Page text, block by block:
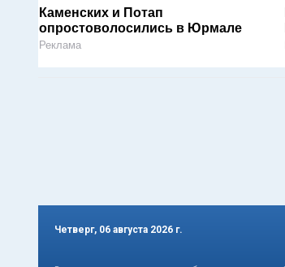
Каменских и Потап
опростоволосились в Юрмале
Реклама
Четверг, 06 августа 2026 г.